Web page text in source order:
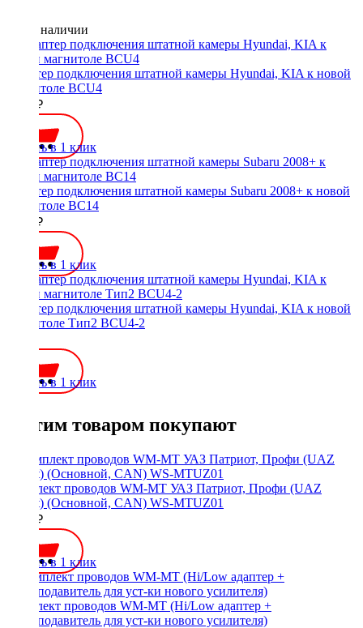
Нет в наличии
Адаптер подключения штатной камеры Hyundai, KIA к новой
магнитоле BCU4
1300 ₽
Купить в 1 клик
Адаптер подключения штатной камеры Subaru 2008+ к новой
магнитоле BC14
1000 ₽
Купить в 1 клик
Адаптер подключения штатной камеры Hyundai, KIA к новой
магнитоле Тип2 BCU4-2
Купить в 1 клик
С этим товаром покупают
Комплект проводов WM-MT УАЗ Патриот, Профи (UAZ
Patriot) (Основной, CAN) WS-MTUZ01
3500 ₽
Купить в 1 клик
Комплект проводов WM-MT (Hi/Low адаптер +
шумоподавитель для уст-ки нового усилителя)